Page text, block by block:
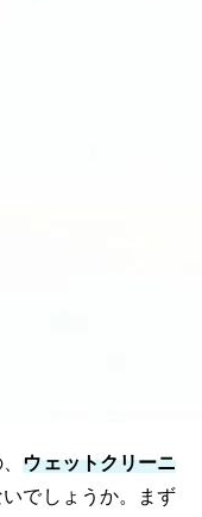
、ウェットクリーニ
でしょうか。まず